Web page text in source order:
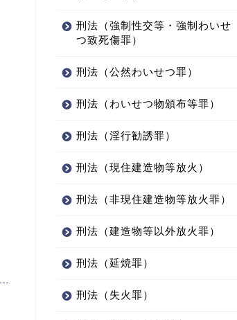
刑法（強制性交等・強制わいせ
つ致死傷罪）
刑法（公然わいせつ罪）
刑法（わいせつ物頒布等罪）
刑法（淫行勧誘罪）
刑法（現住建造物等放火）
刑法（非現住建造物等放火罪）
刑法（建造物等以外放火罪）
刑法（延焼罪）
刑法（失火罪）